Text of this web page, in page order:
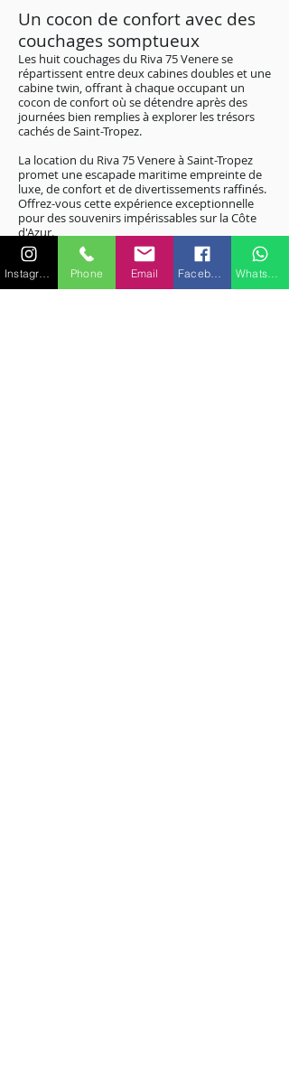
Un cocon de confort avec des
couchages somptueux
Les huit couchages du Riva 75 Venere se
répartissent entre deux cabines doubles et une
cabine twin, offrant à chaque occupant un
cocon de confort où se détendre après des
journées bien remplies à explorer les trésors
cachés de Saint-Tropez.
La location du Riva 75 Venere à Saint-Tropez
promet une escapade maritime empreinte de
luxe, de confort et de divertissements raffinés.
Offrez-vous cette expérience exceptionnelle
pour des souvenirs impérissables sur la Côte
d'Azur.
Pour plus de renseignements sur les
caractéristiques ou équipements,
Phone Email